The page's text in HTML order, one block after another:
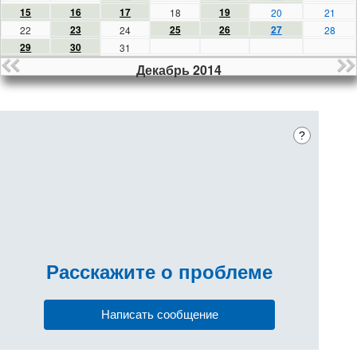
15 16 17 18 19 20
21
22
23 24 25 26 27 28
29 30 31
Декабрь 2014
?
Расскажите о проблеме
Написать сообщение